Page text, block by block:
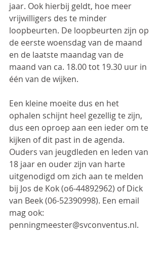
jaar. Ook hierbij geldt, hoe meer
vrijwilligers des te minder
loopbeurten. De loopbeurten zijn op
de eerste woensdag van de maand
en de laatste maandag van de
maand van ca. 18.00 tot 19.30 uur in
één van de wijken.
Een kleine moeite dus en het
ophalen schijnt heel gezellig te zijn,
dus een oproep aan een ieder om te
kijken of dit past in de agenda.
Ouders van jeugdleden en leden van
18 jaar en ouder zijn van harte
uitgenodigd om zich aan te melden
bij Jos de Kok (o6-44892962) of Dick
van Beek (06-52390998). Een email
mag ook:
penningmeester@svconventus.nl.